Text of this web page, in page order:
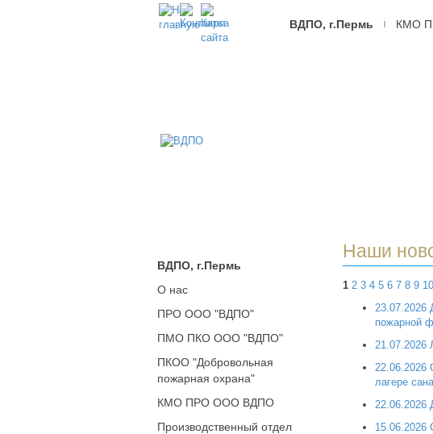
ВДПО, г.Пермь КМО
ВДПО, г.Пермь
О нас
ПРО ООО "ВДПО"
ПМО ПКО ООО "ВДПО"
ПКОО "Добровольная
пожарная охрана"
КМО ПРО ООО ВДПО
Производственный отдел
Наши
1 2 3 4 5 6 7 8 9 10
23.07.2026
пожарной
21.07.2026
22.06.2026
лагере
22.06.2026